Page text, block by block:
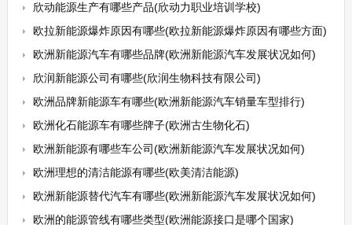
欣动能源生产有哪些产品(欣动力职业培训学校)
欧拉新能源爆炸原因有哪些(欧拉新能源爆炸原因有哪些方面)
欧洲新能源汽车有哪些品牌(欧洲新能源汽车发展状况如何)
欣润新能源公司有哪些(欣润生物科技有限公司)
欧洲品牌新能源车有哪些(欧洲新能源汽车销量车型排行)
欧洲化石能源车有哪些牌子(欧洲古生物化石)
欧洲新能源有哪些车公司(欧洲新能源汽车发展状况如何)
欧洲理想的清洁能源有哪些(欧美清洁能源)
欧洲新能源替代汽车有哪些(欧洲新能源汽车发展状况如何)
欧洲的能源管线有哪些类型(欧洲能源接口是哪个国家)